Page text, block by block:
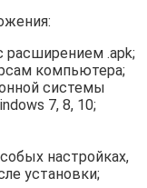
расширением .apk;
компьютера;
системы
7, 8, 10;
настройках,
установки;